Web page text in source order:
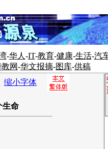
-华人 -IT-教育-健康-生活-汽
网-华文报摘-图库-供稿
缩小字体
生命